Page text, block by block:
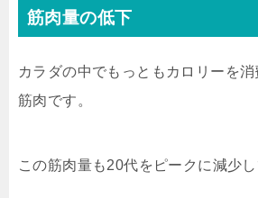
筋肉量の低下
カラダの中でもっともカロリーを
筋肉です。
この筋肉量も20代をピークに減少し